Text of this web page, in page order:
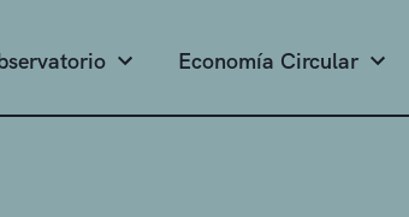
Economía Circular